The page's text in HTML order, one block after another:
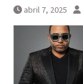
abril 7, 2025